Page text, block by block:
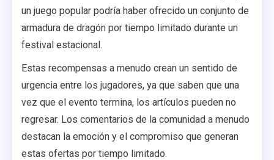
un juego popular podría haber ofrecido un conjunto de
armadura de dragón por tiempo limitado durante un
festival estacional.
Estas recompensas a menudo crean un sentido de
urgencia entre los jugadores, ya que saben que una
vez que el evento termina, los artículos pueden no
regresar. Los comentarios de la comunidad a menudo
destacan la emoción y el compromiso que generan
estas ofertas por tiempo limitado.